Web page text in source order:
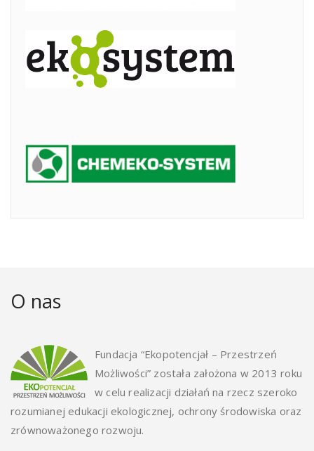
O nas
Fundacja “Ekopotencjał – Przestrzeń
Możliwości” została założona w 2013 roku
w celu realizacji działań na rzecz szeroko
rozumianej edukacji ekologicznej, ochrony środowiska oraz
zrównoważonego rozwoju.